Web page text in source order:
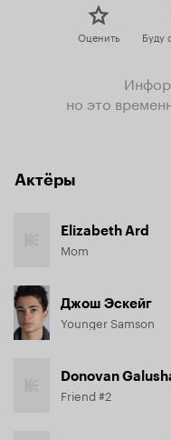
Оценить Буду
но это
Актёры
Elizabeth Ard
Mom
Джош Эскейг
Younger Samson
Donovan
Friend #2